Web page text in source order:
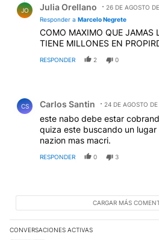
JO Julia Orellano
26 DE AGOSTO
Responder a Marcelo Negrete
COMO MAXIMO QUE JAMAS
TIENE MILLONES EN
RESPONDER 2 0
CS Carlos Santin 24 DE AGOSTO
este nabo debe estar
quiza este buscando un
nazion mas macri.
RESPONDER 0 3
CARGAR MÁS
CONVERSACIONES ACTIVAS